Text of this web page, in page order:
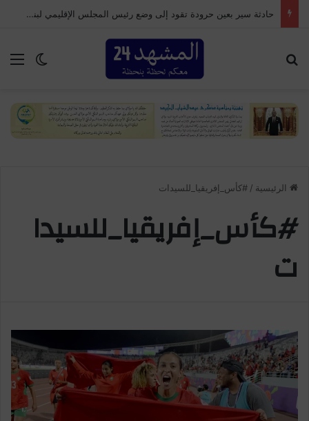
حادثة سير بعين حرودة تقود إلى وضع رئيس المجلس الإقليمي لبنسليمان تحت الحراسة النظرية
الوضع
الرئيسية / #كأس_إفريقيا_للسيدات
#كأس_إفريقيا_للسيدا
ت